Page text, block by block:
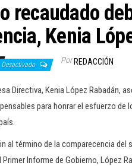
recaudado
Kenia
Desactivado Por REDACCIÓN
Directiva, Kenia López Rabadán,
para honrar el esfuerzo
al término de la comparecencia
Informe de Gobierno, López